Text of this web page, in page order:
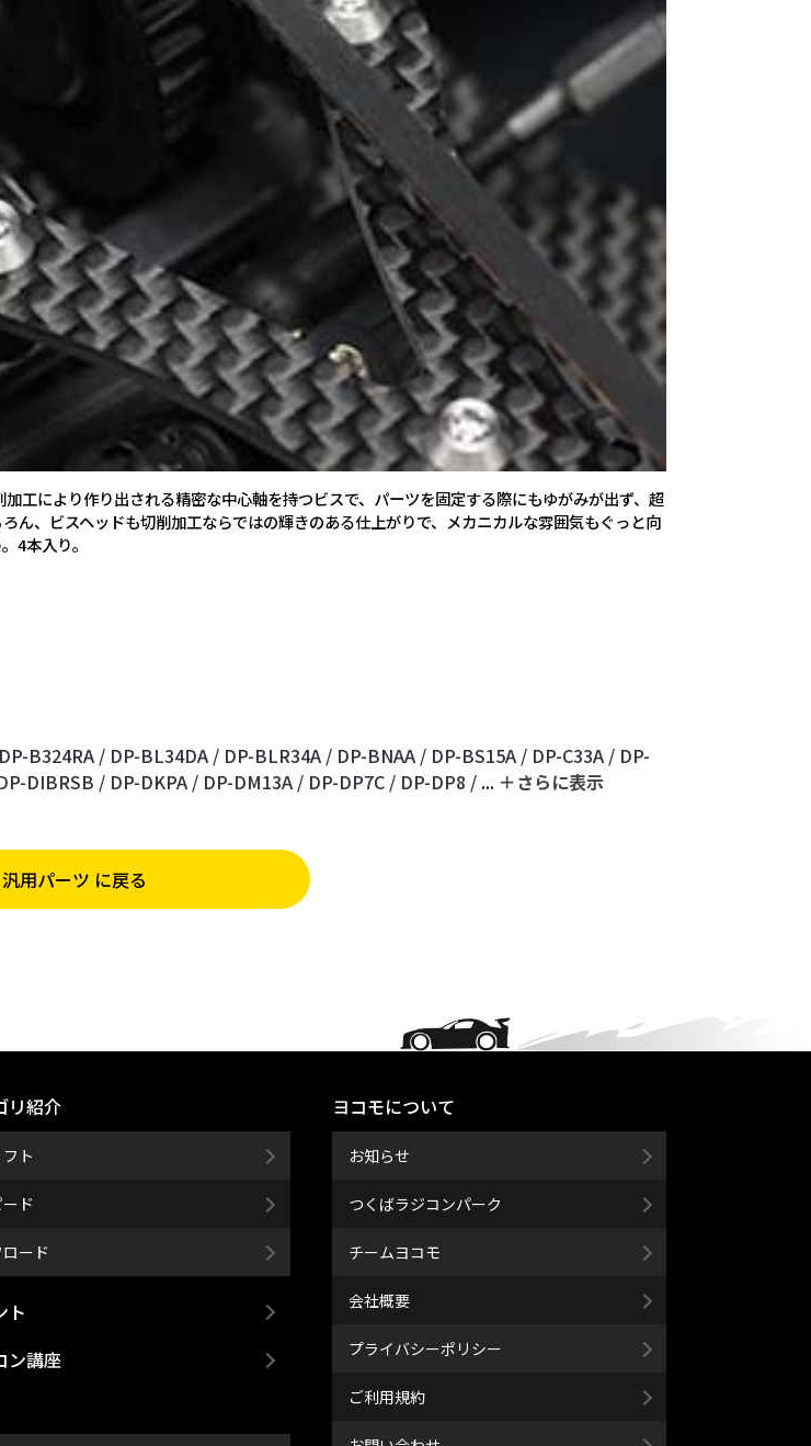
工により作り出される精密な中心軸を持つビスで、パーツを固定する際にもゆがみが出ず、超
ん、ビスヘッドも切削加工ならではの輝きのある仕上がりで、メカニカルな雰囲気もぐっと向
4本入り。
DP-B324RA / DP-BL34DA / DP-BLR34A / DP-BNAA / DP-BS15A / DP-C33A / DP-
DIBRSB / DP-DKPA / DP-DM13A / DP-DP7C / DP-DP8 / ... ＋さらに表⽰
汎用パーツ に戻る
リ紹介
フト
ド
ード
ト
ン講座
ヨコモについて
お知らせ
つくばラジコンパーク
チームヨコモ
会社概要
プライバシーポリシー
ご利用規約